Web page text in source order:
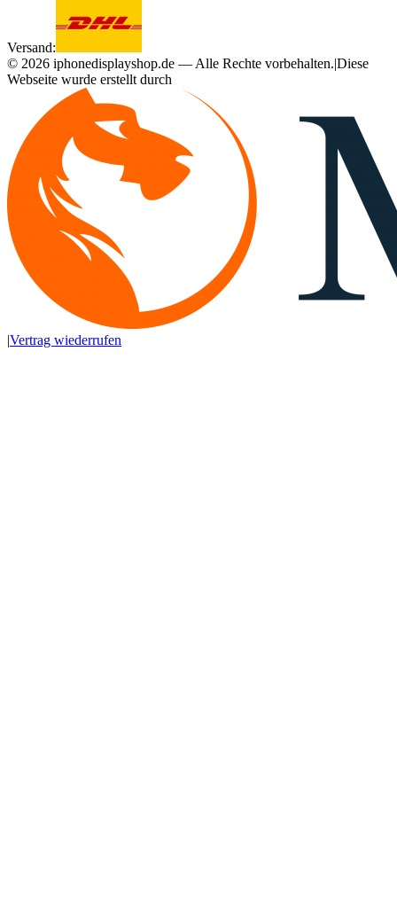
Versand:
© 2026 iphonedisplayshop.de — Alle Rechte vorbehalten.|Diese
Webseite wurde erstellt durch
|Vertrag wiederrufen